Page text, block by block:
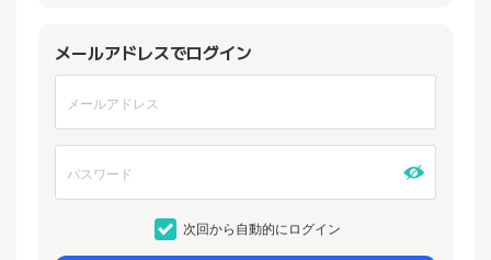
メールアドレスでログイン
次回から自動的にログイン